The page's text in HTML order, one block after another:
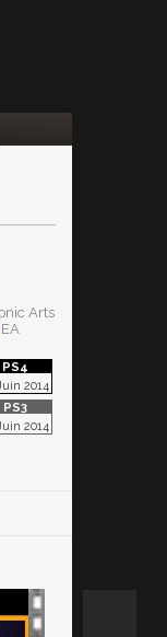
Arts
EA
2014
2014